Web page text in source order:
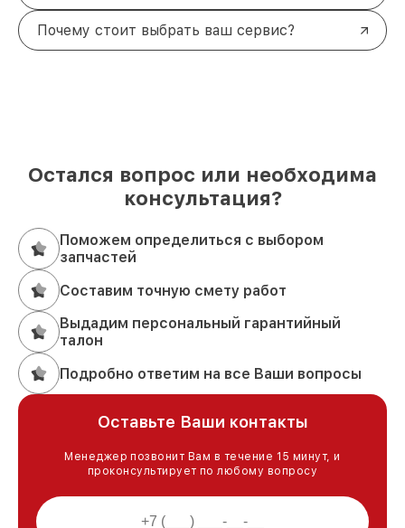
Почему стоит выбрать ваш сервис?
Остался вопрос или необходима
консультация?
Поможем определиться с выбором
запчастей
Составим точную смету работ
Выдадим персональный гарантийный
талон
Подробно ответим на все Ваши вопросы
Оставьте Ваши контакты
Менеджер позвонит Вам в течение 15 минут, и
проконсультирует по любому вопросу